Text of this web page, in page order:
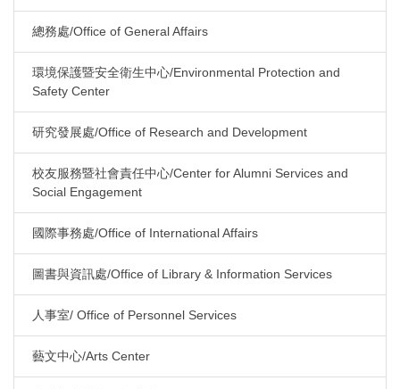
總務處/Office of General Affairs
環境保護暨安全衛生中心/Environmental Protection and
Safety Center
研究發展處/Office of Research and Development
校友服務暨社會責任中心/Center for Alumni Services and
Social Engagement
國際事務處/Office of International Affairs
圖書與資訊處/Office of Library & Information Services
人事室/ Office of Personnel Services
藝文中心/Arts Center